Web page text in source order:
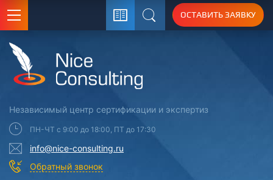
Поиск
ОСТАВИТЬ ЗАЯВКУ
Независимый центр сертификации и экспертиз
ПН-ЧТ с 9:00 до 18:00, ПТ до 17:30
info@nice-consulting.ru
Обратный звонок